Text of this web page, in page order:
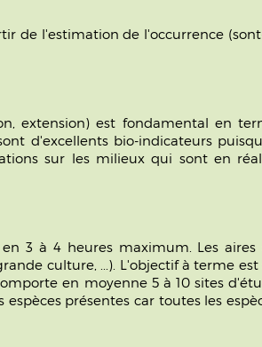
de l'estimation de l'occurrence
extension) est fondamental en
d'excellents bio-indicateurs
sur les milieux qui sont en
3 à 4 heures maximum. Les aires
culture, ...). L'objectif à terme est
en moyenne 5 à 10 sites
présentes car toutes les